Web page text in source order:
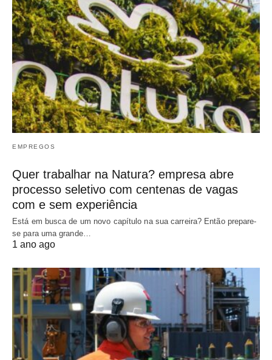
EMPREGOS
Quer trabalhar na Natura? empresa abre
processo seletivo com centenas de vagas
com e sem experiência
Está em busca de um novo capítulo na sua carreira? Então prepare-
se para uma grande…
1 ano ago